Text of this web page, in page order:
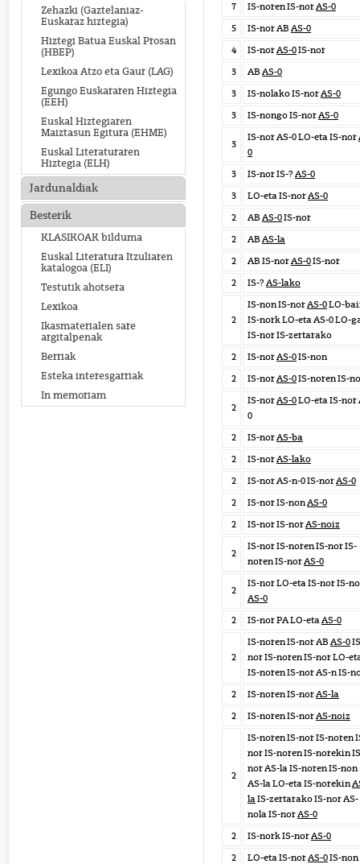
Zehazki (Gaztelaniaz-
Euskaraz hiztegia)
Hiztegi Batua Euskal Prosan
(HBEP)
Lexikoa Atzo eta Gaur (LAG)
Egungo Euskararen Hiztegia
(EEH)
Euskal Hiztegiaren
Maiztasun Egitura (EHME)
Euskal Literaturaren
Hiztegia (ELH)
Jardunaldiak
Besterik
KLASIKOAK bilduma
Euskal Literatura Itzuliaren
katalogoa (ELI)
Testutik ahotsera
Lexikoa
Ikasmaterialen sare
argitalpenak
Berriak
Esteka interesgarriak
In memoriam
7
IS-noren IS-norAS-0
5
IS-nor AB AS-0
4
IS-norAS-0IS-nor
3
AB AS-0
3
IS-nolako IS-norAS-0
3
IS-nongo IS-norAS-0
3
IS-nor AS-0 LO-eta IS-nor
0
3
IS-nor IS-? AS-0
3
LO-eta IS-norAS-0
2
AB AS-0IS-nor
2
AB AS-la
2
AB IS-norAS-0IS-nor
2
IS-? AS-lako
2
IS-non IS-norAS-0LO-
IS-nork LO-eta AS-0 LO-
IS-nor IS-zertarako
2
IS-norAS-0IS-non
2
IS-norAS-0IS-noren IS-
2
IS-norAS-0LO-eta IS-nor
0
2
IS-norAS-ba
2
IS-norAS-lako
2
IS-nor AS-n-0 IS-norAS-0
2
IS-nor IS-nonAS-0
2
IS-nor IS-norAS-noiz
2
IS-nor IS-noren IS-nor IS-
noren IS-norAS-0
2
IS-nor LO-eta IS-nor IS-
AS-0
2
IS-nor PA LO-etaAS-0
2
IS-noren IS-nor AB AS-0
nor IS-noren IS-nor LO-
IS-noren IS-nor AS-n IS-
2
IS-noren IS-norAS-la
2
IS-noren IS-norAS-noiz
2
IS-noren IS-nor IS-noren
nor IS-noren IS-norekin
nor AS-la IS-noren IS-non
AS-la LO-eta IS-norekin
laIS-zertarako IS-nor AS-
nola IS-norAS-0
2
IS-nork IS-norAS-0
2
LO-eta IS-norAS-0IS-non